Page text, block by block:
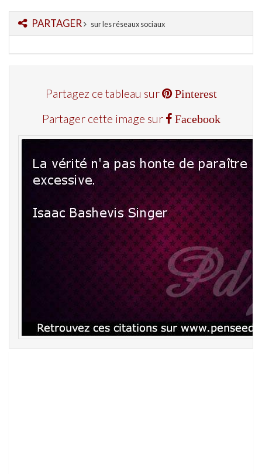
PARTAGER sur les réseaux sociaux
Partagez ce tableau sur Pinterest
Partager cette image sur Facebook